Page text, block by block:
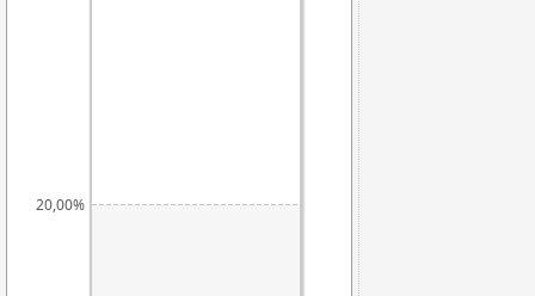
20,00%